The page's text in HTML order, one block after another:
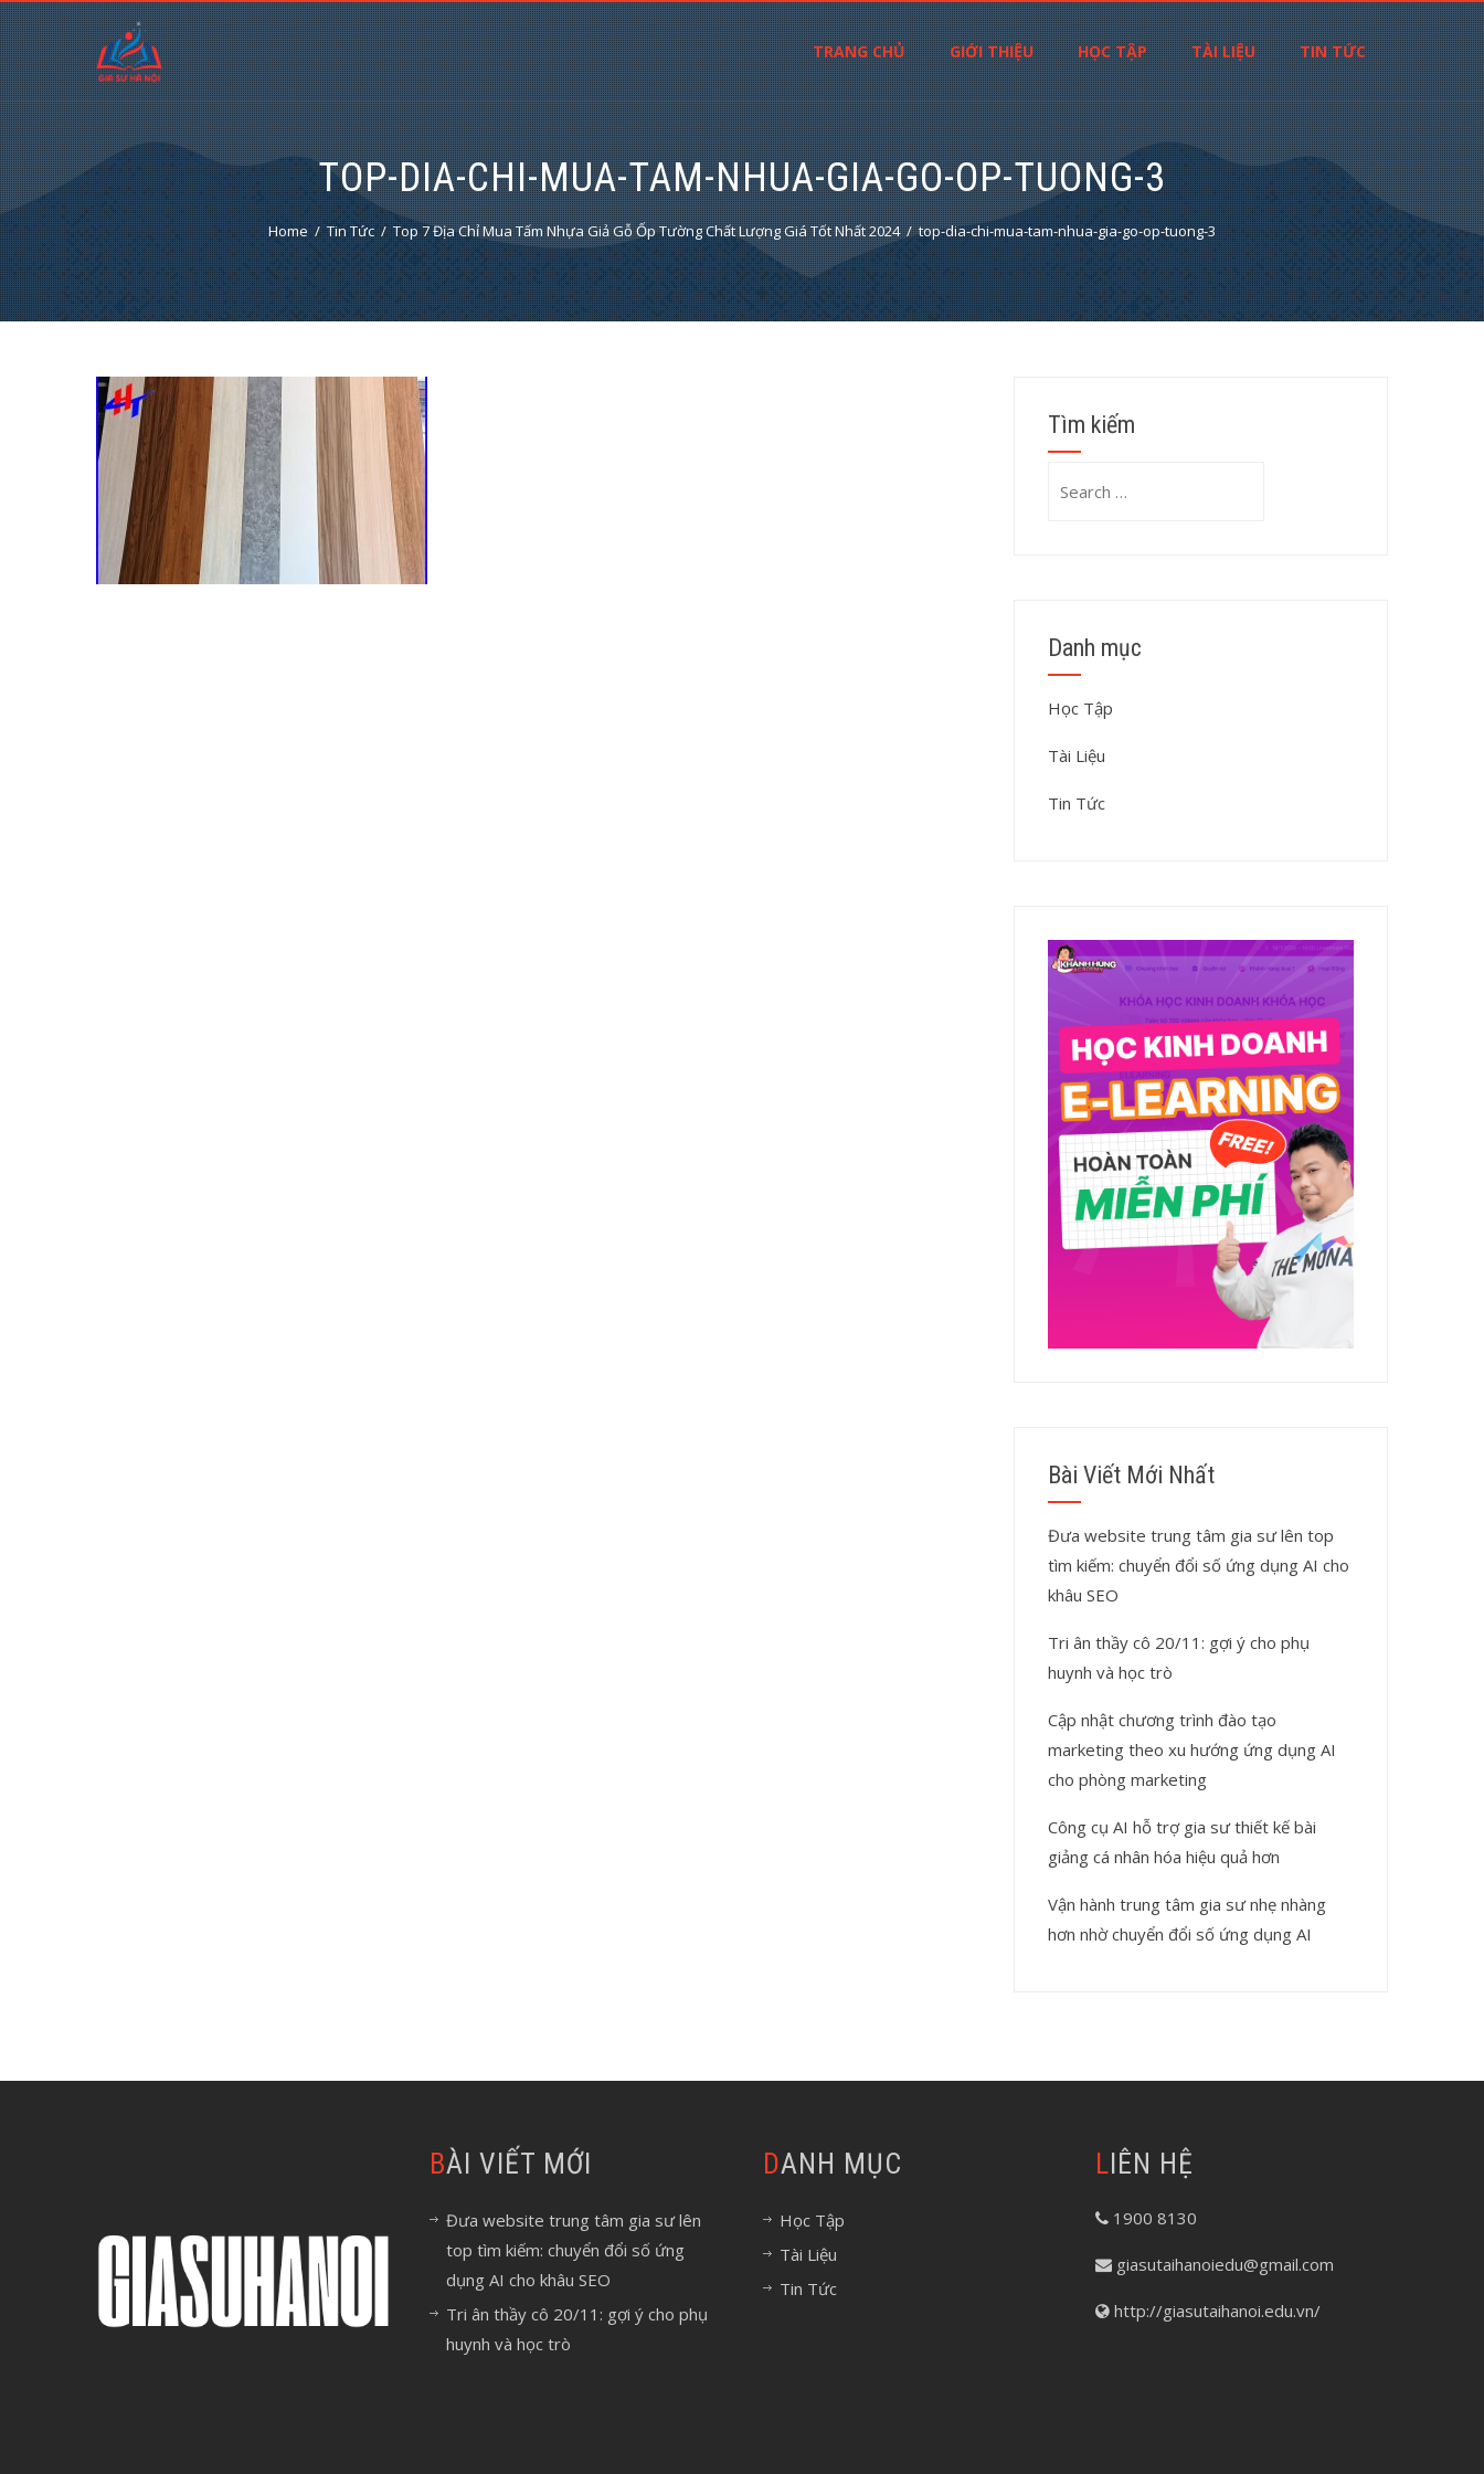
TRANG CHỦ GIỚI THIỆU HỌC TẬP TÀI LIỆU TIN TỨC
TOP-DIA-CHI-MUA-TAM-NHUA-GIA-GO-OP-TUONG-3
Home Tin Tức Top 7 Địa Chỉ Mua Tấm Nhựa Giả Gỗ Ốp Tường Chất Lượng Giá Tốt Nhất 2024 top-dia-chi-mua-tam-nhua-gia-go-op-tuong-3
Tìm kiếm
Danh mục
Học Tập
Tài Liệu
Tin Tức
Bài Viết Mới Nhất
Đưa website trung tâm gia sư lên top
tìm kiếm: chuyển đổi số ứng dụng AI cho
khâu SEO
Tri ân thầy cô 20/11: gợi ý cho phụ
huynh và học trò
Cập nhật chương trình đào tạo
marketing theo xu hướng ứng dụng AI
cho phòng marketing
Công cụ AI hỗ trợ gia sư thiết kế bài
giảng cá nhân hóa hiệu quả hơn
Vận hành trung tâm gia sư nhẹ nhàng
hơn nhờ chuyển đổi số ứng dụng AI
BÀI VIẾT MỚI
Đưa website trung tâm gia sư lên
top tìm kiếm: chuyển đổi số ứng
dụng AI cho khâu SEO
Tri ân thầy cô 20/11: gợi ý cho phụ
huynh và học trò
DANH MỤC
Học Tập
Tài Liệu
Tin Tức
LIÊN HỆ
1900 8130
giasutaihanoiedu@gmail.com
http://giasutaihanoi.edu.vn/